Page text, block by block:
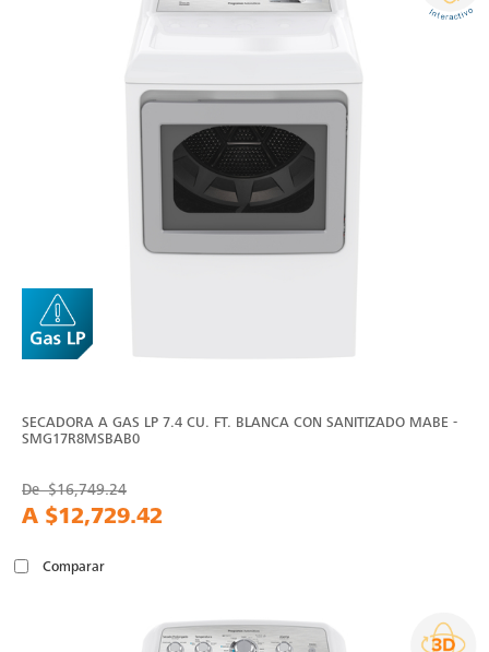
SECADORA A GAS LP 7.4 CU. FT. BLANCA CON SANITIZADO MABE -
SMG17R8MSBAB0
De$16,749.24
A $12,729.42
Comparar